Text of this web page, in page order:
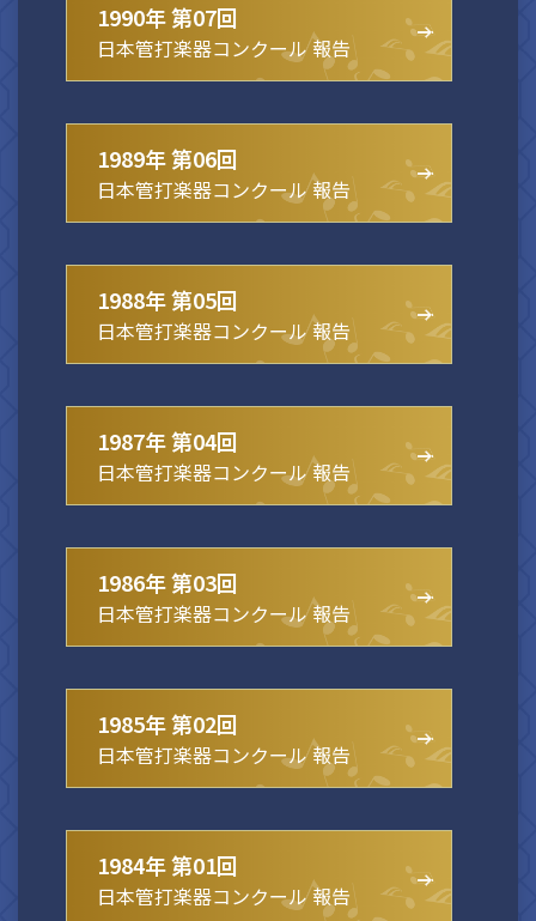
1990年 第07回
日本管打楽器コンクール 報告
1989年 第06回
日本管打楽器コンクール 報告
1988年 第05回
日本管打楽器コンクール 報告
1987年 第04回
日本管打楽器コンクール 報告
1986年 第03回
日本管打楽器コンクール 報告
1985年 第02回
日本管打楽器コンクール 報告
1984年 第01回
日本管打楽器コンクール 報告